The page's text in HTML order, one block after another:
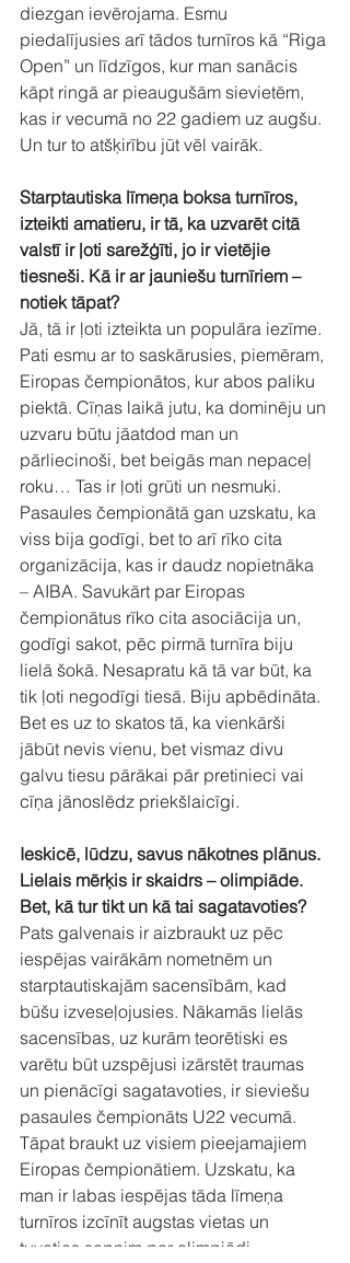
diezgan ievērojama. Esmu
piedalījusies arī tādos turnīros kā “Riga
Open” un līdzīgos, kur man sanācis
kāpt ringā ar pieaugušām sievietēm,
kas ir vecumā no 22 gadiem uz augšu.
Un tur to atšķirību jūt vēl vairāk.
Starptautiska līmeņa boksa turnīros,
izteikti amatieru, ir tā, ka uzvarēt citā
valstī ir ļoti sarežģīti, jo ir vietējie
tiesneši. Kā ir ar jauniešu turnīriem –
notiek tāpat?
Jā, tā ir ļoti izteikta un populāra iezīme.
Pati esmu ar to saskārusies, piemēram,
Eiropas čempionātos, kur abos paliku
piektā. Cīņas laikā jutu, ka dominēju un
uzvaru būtu jāatdod man un
pārliecinoši, bet beigās man nepaceļ
roku… Tas ir ļoti grūti un nesmuki.
Pasaules čempionātā gan uzskatu, ka
viss bija godīgi, bet to arī rīko cita
organizācija, kas ir daudz nopietnāka
– AIBA. Savukārt par Eiropas
čempionātus rīko cita asociācija un,
godīgi sakot, pēc pirmā turnīra biju
lielā šokā. Nesapratu kā tā var būt, ka
tik ļoti negodīgi tiesā. Biju apbēdināta.
Bet es uz to skatos tā, ka vienkārši
jābūt nevis vienu, bet vismaz divu
galvu tiesu pārākai pār pretinieci vai
cīņa jānoslēdz priekšlaicīgi.
Ieskicē, lūdzu, savus nākotnes plānus.
Lielais mērķis ir skaidrs – olimpiāde.
Bet, kā tur tikt un kā tai sagatavoties?
Pats galvenais ir aizbraukt uz pēc
iespējas vairākām nometnēm un
starptautiskajām sacensībām, kad
būšu izveseļojusies. Nākamās lielās
sacensības, uz kurām teorētiski es
varētu būt uzspējusi izārstēt traumas
un pienācīgi sagatavoties, ir sieviešu
pasaules čempionāts U22 vecumā.
Tāpat braukt uz visiem pieejamajiem
Eiropas čempionātiem. Uzskatu, ka
man ir labas iespējas tāda līmeņa
turnīros izcīnīt augstas vietas un
tuvoties sapnim par olimpiādi.